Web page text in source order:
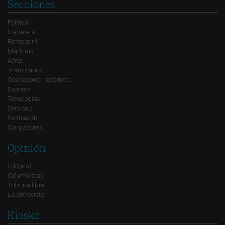
Secciones
Política
Carretera
Ferrocarril
Marítimo
Aéreo
Transitarios
Operadores logísticos
Express
Tecnologías
Servicios
Formación
Cargadores
Opinión
Editorial
Columnistas
Tribuna libre
La entrevista
Kiosko